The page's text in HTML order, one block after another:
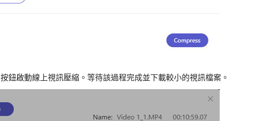
按鈕啟動線上視訊壓縮。等待該過程完成並下載較小的視訊檔案。